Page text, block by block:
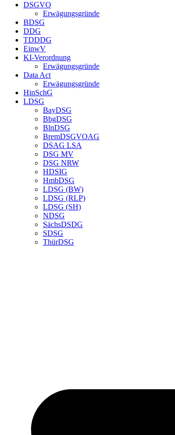
DSGVO
Erwägungsgründe
BDSG
DDG
TDDDG
EinwV
KI-Verordnung
Erwägungsgründe
Data Act
Erwägungsgründe
HinSchG
LDSG
BayDSG
BbgDSG
BlnDSG
BremDSGVOAG
DSAG LSA
DSG MV
DSG NRW
HDSIG
HmbDSG
LDSG (BW)
LDSG (RLP)
LDSG (SH)
NDSG
SächsDSDG
SDSG
ThürDSG